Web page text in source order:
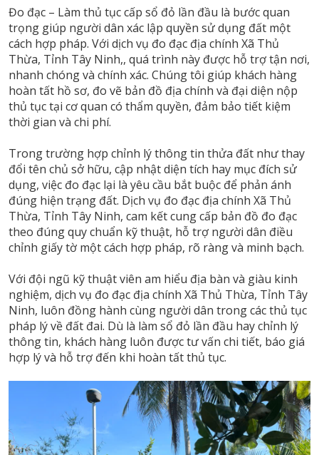
Đo đạc – Làm thủ tục cấp sổ đỏ lần đầu là bước quan
trọng giúp người dân xác lập quyền sử dụng đất một
cách hợp pháp. Với dịch vụ đo đạc địa chính Xã Thủ
Thừa, Tỉnh Tây Ninh,, quá trình này được hỗ trợ tận nơi,
nhanh chóng và chính xác. Chúng tôi giúp khách hàng
hoàn tất hồ sơ, đo vẽ bản đồ địa chính và đại diện nộp
thủ tục tại cơ quan có thẩm quyền, đảm bảo tiết kiệm
thời gian và chi phí.
Trong trường hợp chỉnh lý thông tin thửa đất như thay
đổi tên chủ sở hữu, cập nhật diện tích hay mục đích sử
dụng, việc đo đạc lại là yêu cầu bắt buộc để phản ánh
đúng hiện trạng đất. Dịch vụ đo đạc địa chính Xã Thủ
Thừa, Tỉnh Tây Ninh, cam kết cung cấp bản đồ đo đạc
theo đúng quy chuẩn kỹ thuật, hỗ trợ người dân điều
chỉnh giấy tờ một cách hợp pháp, rõ ràng và minh bạch.
Với đội ngũ kỹ thuật viên am hiểu địa bàn và giàu kinh
nghiệm, dịch vụ đo đạc địa chính Xã Thủ Thừa, Tỉnh Tây
Ninh, luôn đồng hành cùng người dân trong các thủ tục
pháp lý về đất đai. Dù là làm sổ đỏ lần đầu hay chỉnh lý
thông tin, khách hàng luôn được tư vấn chi tiết, báo giá
hợp lý và hỗ trợ đến khi hoàn tất thủ tục.